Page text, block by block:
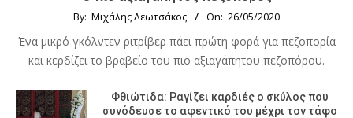
By: Μιχάλης Λεωτσάκος On: 26/05/2020
Ένα μικρό γκόλντεν ριτρίβερ πάει πρώτη φορά για πεζοπορία
και κερδίζει το βραβείο του πιο αξιαγάπητου πεζοπόρου.
Φθιώτιδα: Ραγίζει καρδιές ο σκύλος που
συνόδευσε το αφεντικό του μέχρι τον τάφο